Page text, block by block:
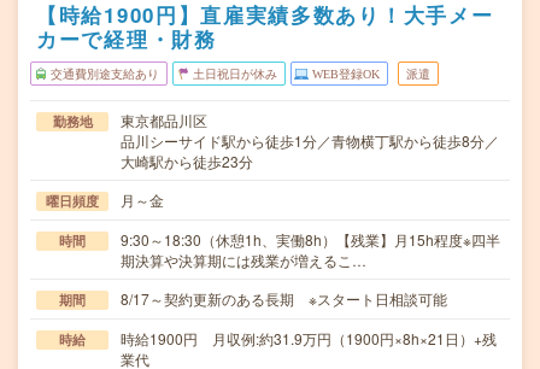
【時給1900円】直雇実績多数あり！大手メー
カーで経理・財務
交通費別途支給あり 土日祝日が休み WEB登録OK 派遣
勤務地
東京都品川区
品川シーサイド駅から徒歩1分／青物横丁駅から徒歩8分／
大崎駅から徒歩23分
曜日頻度 月～金
時間
9:30～18:30（休憩1h、実働8h）【残業】月15h程度※四半
期決算や決算期には残業が増えるこ…
期間 8/17～契約更新のある長期 ※スタート日相談可能
時給
時給1900円 月収例:約31.9万円（1900円×8h×21日）+残
業代